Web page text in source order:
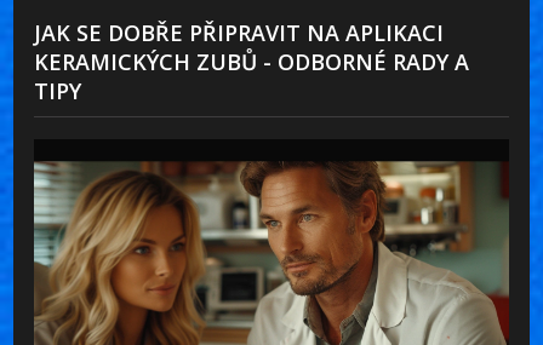
JAK SE DOBŘE PŘIPRAVIT NA APLIKACI
KERAMICKÝCH ZUBŮ - ODBORNÉ RADY A
TIPY